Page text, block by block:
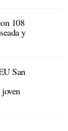
108
y
San